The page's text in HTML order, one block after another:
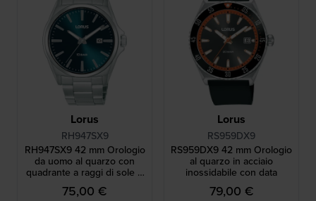
Lorus
RH947SX9
RH947SX9 42 mm Orologio
da uomo al quarzo con
quadrante a raggi di sole e
datario
75,00 €
Lorus
RS959DX9
RS959DX9 42 mm Orologio
al quarzo in acciaio
inossidabile con data
79,00 €